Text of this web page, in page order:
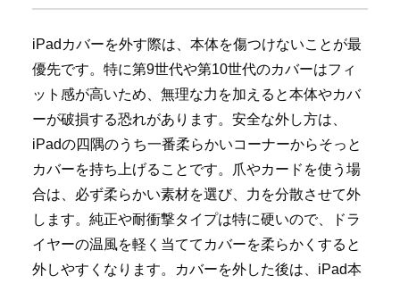
iPadカバーを外す際は、本体を傷つけないことが最
優先です。特に第9世代や第10世代のカバーはフィ
ット感が高いため、無理な力を加えると本体やカバ
ーが破損する恐れがあります。安全な外し方は、
iPadの四隅のうち一番柔らかいコーナーからそっと
カバーを持ち上げることです。爪やカードを使う場
合は、必ず柔らかい素材を選び、力を分散させて外
します。純正や耐衝撃タイプは特に硬いので、ドラ
イヤーの温風を軽く当ててカバーを柔らかくすると
外しやすくなります。カバーを外した後は、iPad本